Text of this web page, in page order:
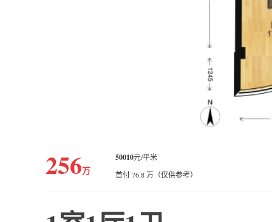
256万
50010元/平米
首付 76.8 万（仅供参考）